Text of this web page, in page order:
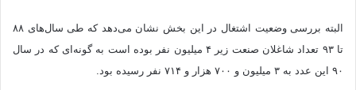
البته بررسی وضعیت اشتغال در این بخش نشان می‌دهد که طی سال‌های ۸۸
تا ۹۳ تعداد شاغلان صنعت زیر ۴ میلیون نفر بوده است به گونه‌ای که در سال
۹۰ این عدد به ۳ میلیون و ۷۰۰ هزار و ۷۱۴ نفر رسیده بود.